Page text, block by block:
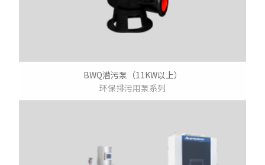
BWQ潜污泵（11KW以上）
环保排污用泵系列